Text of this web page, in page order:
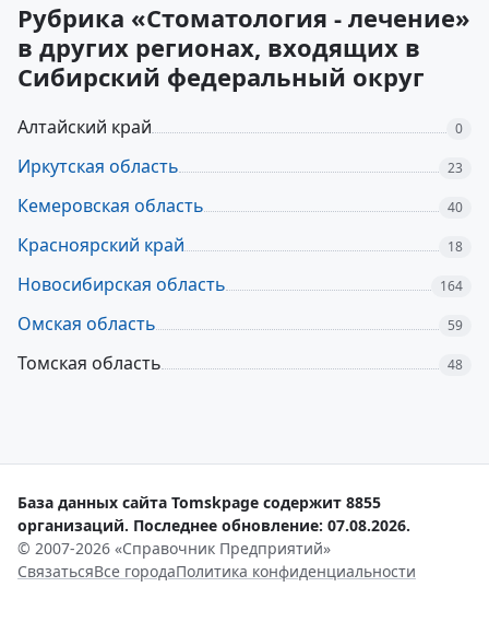
Рубрика «Стоматология - лечение»
в других регионах, входящих в
Сибирский федеральный округ
Алтайский край 0
Иркутская область 23
Кемеровская область 40
Красноярский край 18
Новосибирская область 164
Омская область 59
Томская область 48
База данных сайта Tomskpage содержит 8855
организаций. Последнее обновление: 07.08.2026.
© 2007-2026 «Справочник Предприятий»
СвязатьсяВсе городаПолитика конфиденциальности